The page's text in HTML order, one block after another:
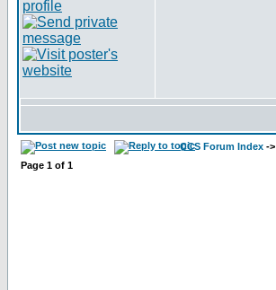
CCS Forum Index ->
Page 1 of 1